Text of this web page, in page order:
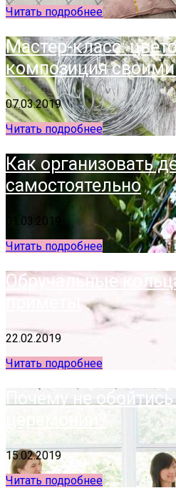
Читать подробнее
Мастер-класс:
композиция
07.03.2019
Читать подробнее
Как организовать
самостоятельно
01.03.2019
Читать подробнее
Обручальные
приметы
22.02.2019
Читать подробнее
Почему не
церемонии?
15.02.2019
Читать подробнее